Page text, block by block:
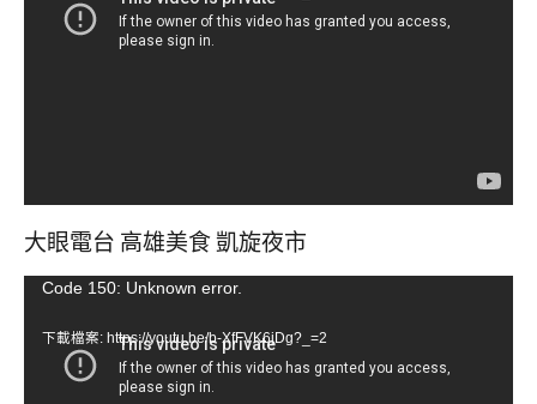
大眼電台 高雄美食 凱旋夜市
視Code 150: Unknown error.
下載檔案: https://youtu.be/b-XfFVK6jDg?_=2